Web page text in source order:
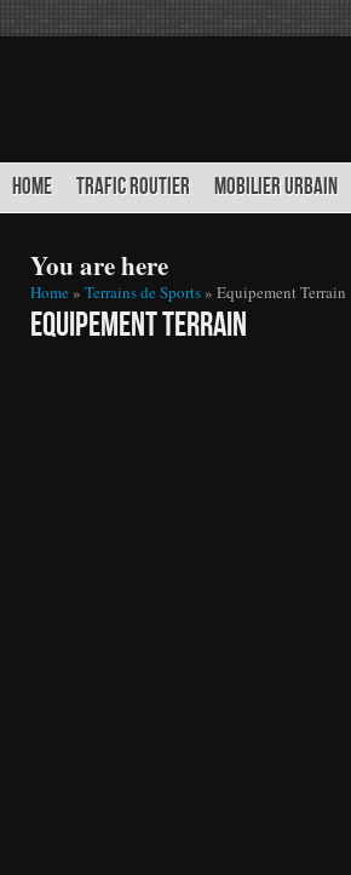
HOME TRAFIC ROUTIER MOBILIER URBAIN
You are here
Home » Terrains de Sports» Equipement Terrain
Equipement Terrain